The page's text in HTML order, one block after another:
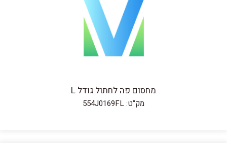
מחסום פה לחתול גודל L
מק"ט: 554J0169FL